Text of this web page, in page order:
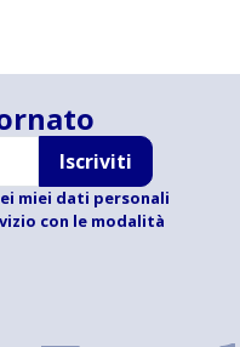
Iscriviti
miei dati personali
con le modalità